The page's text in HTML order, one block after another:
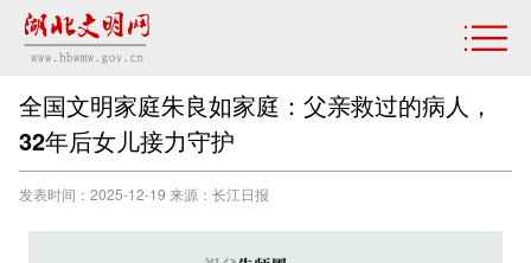
全国文明家庭朱良如家庭：父亲救过的病人，
32年后女儿接力守护
发表时间：2025-12-19 来源：长江日报